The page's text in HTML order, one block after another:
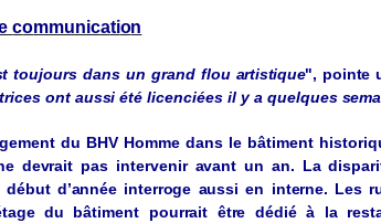
communication
t toujoursdans un grandflou artistique", pointe
trices ont aussi été licenciéesil y a quelques
gement du BHV Homme dans le bâtiment
devrait pas intervenir avantun an. La
début d’année interroge aussi en interne. Les
gedu bâtiment pourrait être dédié à la